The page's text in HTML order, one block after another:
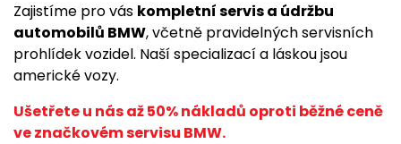
Zajistíme pro vás kompletní servis a údržbu
automobilů BMW, včetně pravidelných servisních
prohlídek vozidel. Naší specializací a láskou jsou
americké vozy.
Ušetřete u nás až 50% nákladů oproti běžné ceně
ve značkovém servisu BMW.